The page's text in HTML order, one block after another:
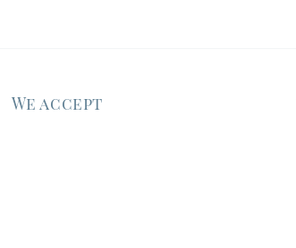
We accept